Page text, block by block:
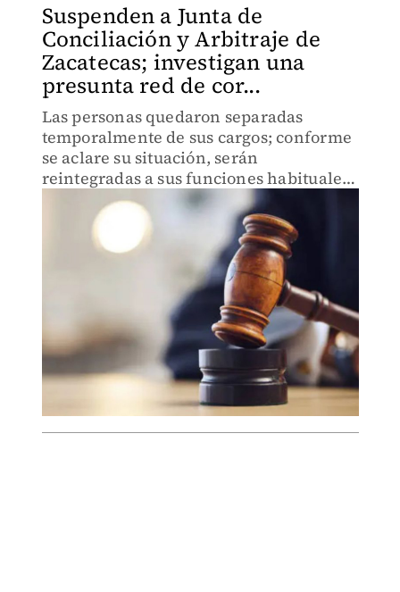
Suspenden a Junta de
Conciliación y Arbitraje de
Zacatecas; investigan una
presunta red de cor...
Las personas quedaron separadas
temporalmente de sus cargos; conforme
se aclare su situación, serán
reintegradas a sus funciones habituales
o enfrentarán procesos administrativos
o penales.